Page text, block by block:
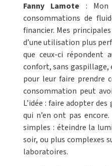
Fanny Lamote : Mon
consommations de
financier. Mes
d’une utilisation plus
que ceux-ci répondent
confort, sans gaspillage,
pour leur faire prendre
consommation peut
L’idée : faire adopter
qui n’en ont pas
simples : éteindre la
soir, ou plus complexes
laboratoires.